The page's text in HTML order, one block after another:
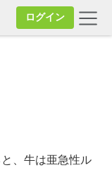
、牛は亜急性ル
ログイン